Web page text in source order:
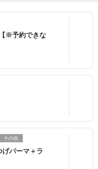
※予約できな
その他
パーマ＋ラ